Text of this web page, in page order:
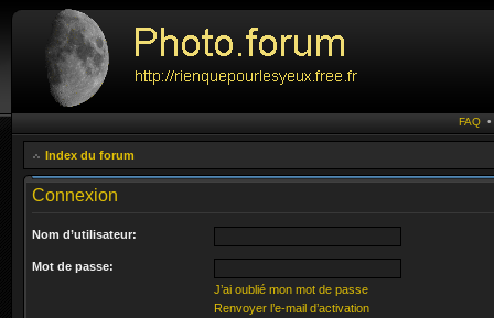
FAQ
Index du forum
Connexion
Nom d’utilisateur:
Mot de passe:
J’ai oublié mon mot de passe
Renvoyer l’e-mail d’activation